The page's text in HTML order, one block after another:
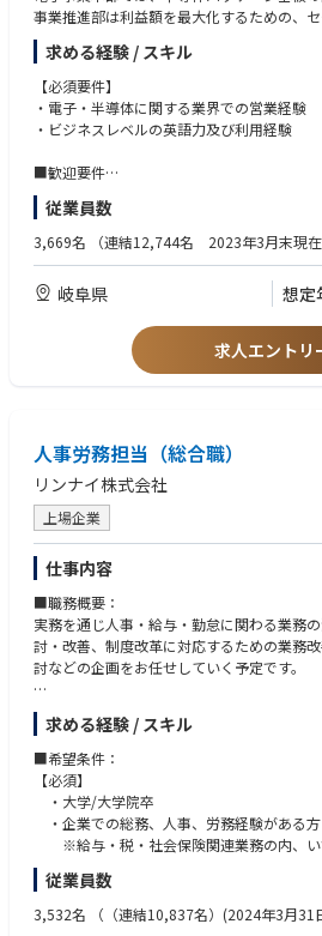
事業推進部は利益額を最大化するための、
合した、全体の司令塔を担っており営業Gは
す。顧客/製品ごとに担当を分け、顧客活動を
【業務内容】
顧客窓口として、契約締結・受注活動・納
製品優位性が高い為、受注活動よりも、納
顧客は海外の大手デバイスメーカーが多く
B会議、海外顧客の来社対応など、英語を活
す。
【業務の魅力】
く、顧客課題を解決することが可能です。
・ダイナミックに成長する市場に対して、
求める経験 / スキル
【必須要件】
・電子・半導体に関する業界での営業経験
・ビジネスレベルの英語力及び利用経験
■歓迎要件
・半導体関連一般知識
・顧客との価格・契約交渉実務経験
従業員数
3,669名 （連結12,744名 2023年3月末現在
岐阜県 想定
求人エントリ
人事労務担当（総合職）
リンナイ株式会社
上場企業
仕事内容
■職務概要：
実務を通じ人事・給与・勤怠に関わる業務
討・改善、制度改革に対応するための業務
討などの企画をお任せしていく予定です。
■詳細：
・勤怠管理、給与計算、社会保険実務等の実
・各種業務システムの運用改善
◇給与計算・勤怠管理業務
・給与計算や勤怠管理オペレーションを運
のための
◇勤怠・人事・給与システム関係の運用
・法制度変更に伴うバージョンアップ対応
・人事給与制度の整備に伴い発生するシス
求める経験 / スキル
■希望条件：
【必須】
・大学/大学院卒
・企業での総務、人事、労務経験がある方
※給与・税・社会保険関連業務の内、い
・大量のデータ（Excel）を扱える方
【歓迎】
・システム構築及び更新の業務経験や知見
従業員数
3,532名 （（連結10,837名）(2024年3月31